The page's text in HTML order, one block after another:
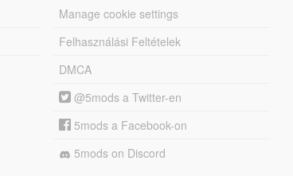
Manage cookie settings
Felhasználási Feltételek
DMCA
@5mods a Twitter-en
5mods a Facebook-on
5mods on Discord